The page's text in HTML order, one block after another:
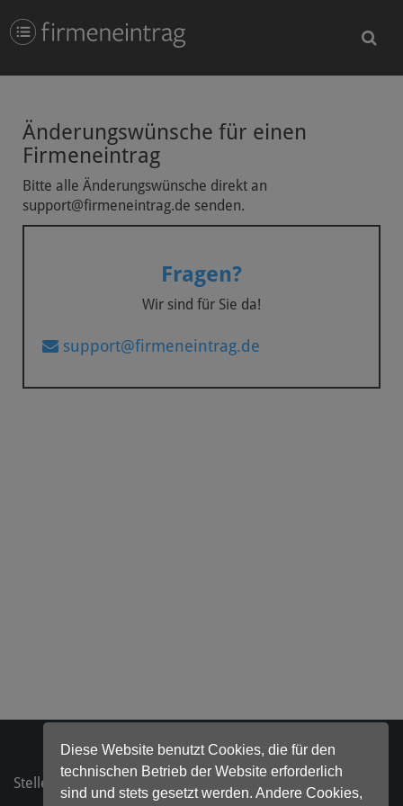
Diese Website benutzt Cookies, die für den
technischen Betrieb der Website erforderlich
sind und stets gesetzt werden. Andere Cookies,
Änderungswünsche für einen
Firmeneintrag
Bitte alle Änderungswünsche direkt an
support@firmeneintrag.de senden.
Fragen?
Wir sind für Sie da!
support@firmeneintrag.de
Stellenanzeigen